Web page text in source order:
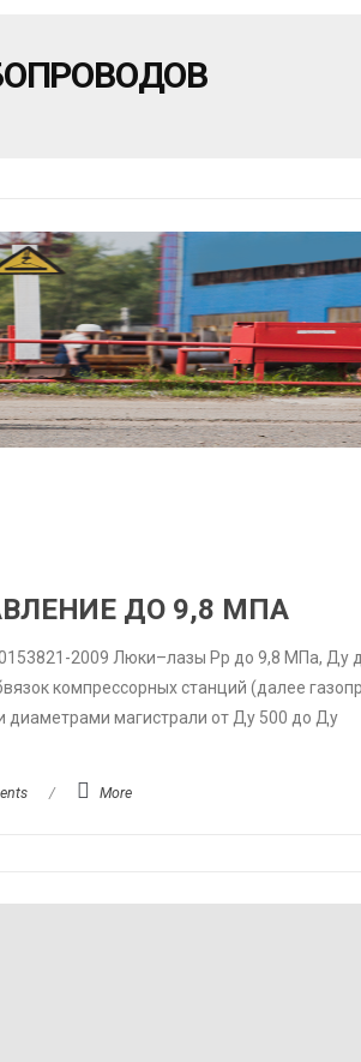
ДО 9,8 МПА
2009 Люки–лазы Рр до 9,8 МПа, Ду
компрессорных станций (далее
магистрали от Ду 500 до Ду
/ More